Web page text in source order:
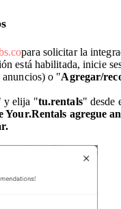
para solicitar la
está habilitada, inicie
o "Agregar/
y elija "tu.rentals" desde
Your.Rentals agregue